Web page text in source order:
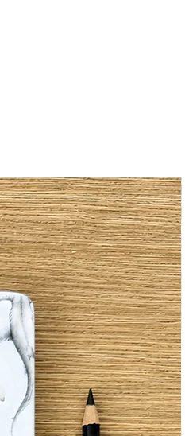
en magnetron
in de winkelwagen? Gebruik dan de
afrekenen om een korting te
allemokken in de shop.